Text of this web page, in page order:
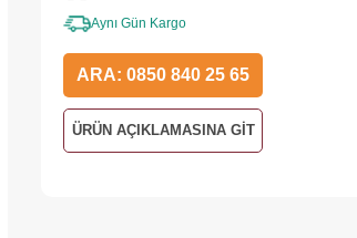
Aynı Gün Kargo
ARA: 0850 840 25 65
ÜRÜN AÇIKLAMASINA GİT